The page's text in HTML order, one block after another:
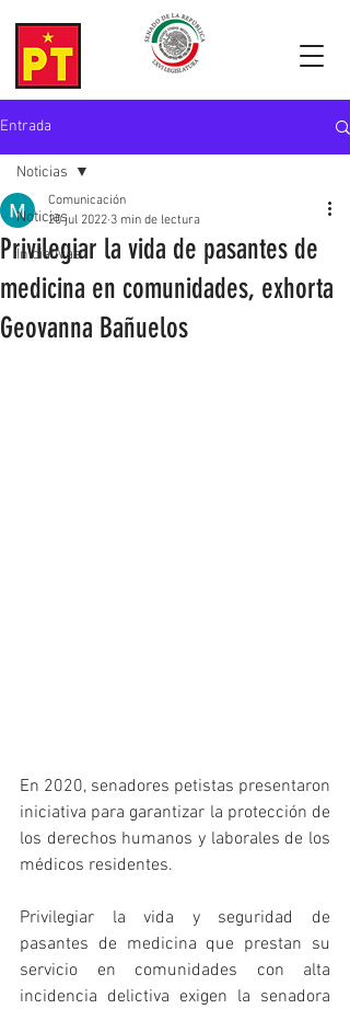
Entrada
Noticias
Iniciativas
Noticias
Privilegiar la vida de pasantes de
medicina en comunidades, exhorta
Geovanna Bañuelos
Comunicación
20 jul 2022 3 min de lectura
En 2020, senadores petistas presentaron
iniciativa para garantizar la protección de
los derechos humanos y laborales de los
médicos residentes.
Privilegiar la vida y seguridad de
pasantes de medicina que prestan su
servicio en comunidades con alta
incidencia delictiva exigen la senadora